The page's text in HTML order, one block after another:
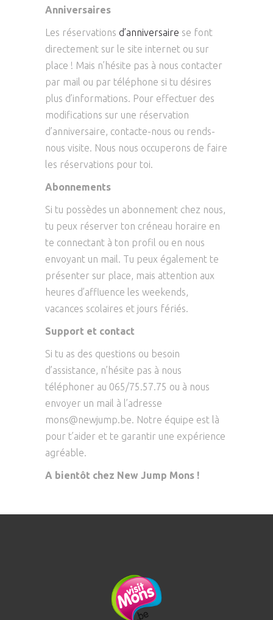
Anniversaires
Les réservations d’anniversaire se font
directement sur le site internet ou sur
place ! Mais n’hésite pas à nous contacter
par mail ou par téléphone si tu désires
plus d’informations. Pour effectuer des
modifications sur une réservation
d’anniversaire, contacte-nous ou rends-
nous visite. Nous nous occuperons de faire
les réservations pour toi.
Abonnements
Si tu possèdes un abonnement chez nous,
tu peux réserver ton créneau horaire en
te connectant à ton profil ou en nous
envoyant un mail. Tu peux également te
présenter sur place, mais attention aux
heures d’affluence les weekends,
vacances scolaires et jours fériés.
Support et contact
Si tu as des questions ou besoin
d’assistance, n’hésite pas à nous
téléphoner au 065/75.57.75 ou à nous
envoyer un mail à l’adresse
mons@newjump.be. Notre équipe est là
pour t’aider et te garantir une expérience
agréable.
A bientôt chez New Jump Mons !